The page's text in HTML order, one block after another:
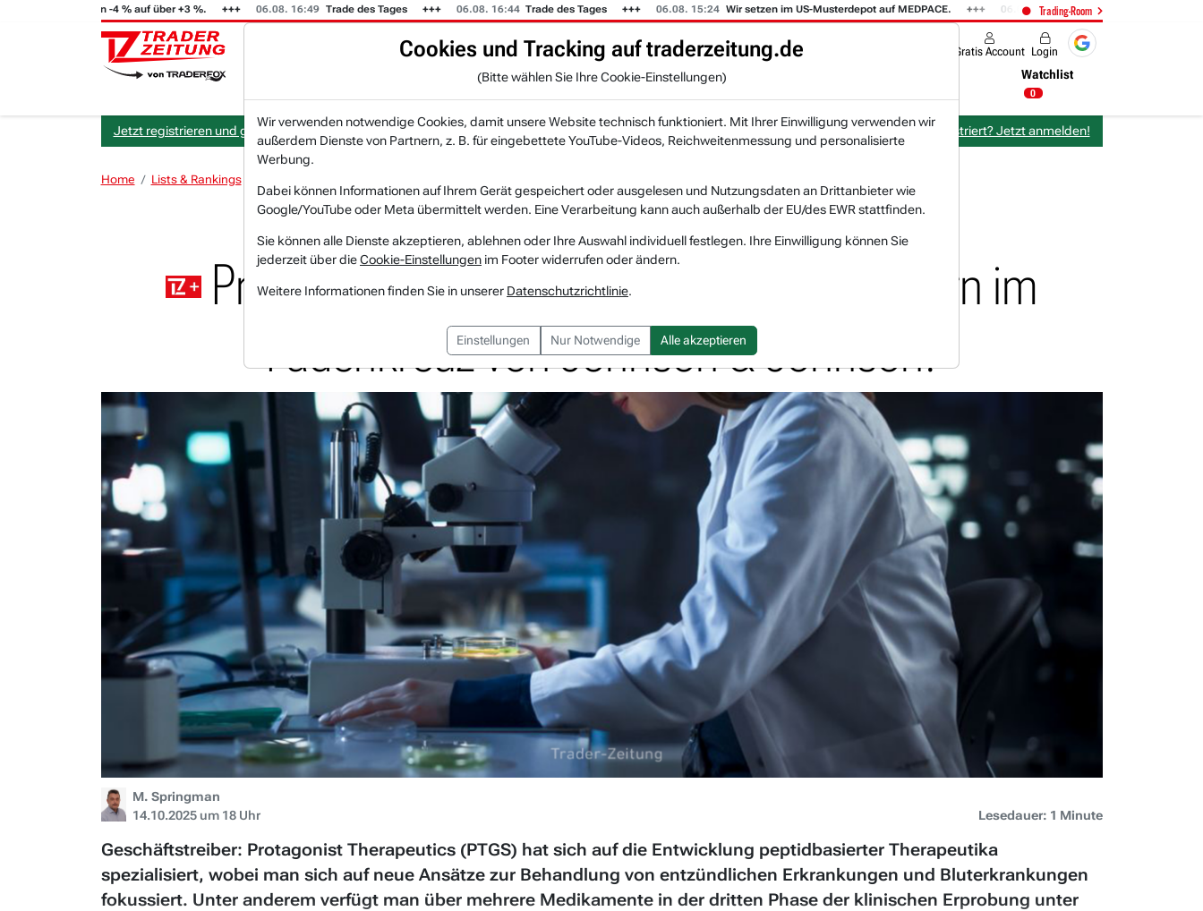
Trading-Room
(i) steigt von -4 % auf über +3 %. 06.08. 16:49 Trade des Tages 06.08. 16:44 Trade des Tages 06.08. 15:24 Wir setzen im US-Musterdepot auf MEDPACE. 06.08. 14:58 AMAZON (i) hat zwei Tage
Gratis Account Login
KI-Agenten NEU Zeitung Rankings & Trends Watchlist
0
Jetzt registrieren und gratis Artikel lesen. Bereits bei TraderFox registriert? Jetzt anmelden!
Home Lists & Rankings
Protagonist Therapeutics
Protagonist Therapeutics - Biotechkonzern im
Fadenkreuz von Johnson & Johnson!
M. Springman
14.10.2025 um 18 Uhr
Lesedauer: 1 Minute
Geschäftstreiber: Protagonist Therapeutics (PTGS) hat sich auf die Entwicklung peptidbasierter Therapeutika
spezialisiert, wobei man sich auf neue Ansätze zur Behandlung von entzündlichen Erkrankungen und Bluterkrankungen
fokussiert. Unter anderem verfügt man über mehrere Medikamente in der dritten Phase der klinischen Erprobung unter
Cookies und Tracking auf traderzeitung.de
(Bitte wählen Sie Ihre Cookie-Einstellungen)
Wir verwenden notwendige Cookies, damit unsere Website technisch funktioniert. Mit Ihrer Einwilligung verwenden wir
außerdem Dienste von Partnern, z. B. für eingebettete YouTube-Videos, Reichweitenmessung und personalisierte
Werbung.
Dabei können Informationen auf Ihrem Gerät gespeichert oder ausgelesen und Nutzungsdaten an Drittanbieter wie
Google/YouTube oder Meta übermittelt werden. Eine Verarbeitung kann auch außerhalb der EU/des EWR stattfinden.
Sie können alle Dienste akzeptieren, ablehnen oder Ihre Auswahl individuell festlegen. Ihre Einwilligung können Sie
jederzeit über dieCookie-Einstellungen im Footer widerrufen oder ändern.
Weitere Informationen finden Sie in unserer Datenschutzrichtlinie.
Einstellungen Nur Notwendige Alle akzeptieren